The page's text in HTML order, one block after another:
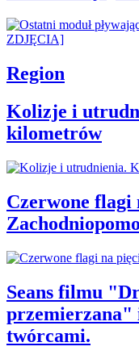
Region
Kolizje i
kilometrów
Czerwone flagi
Seans filmu
przemierzana"
twórcami.